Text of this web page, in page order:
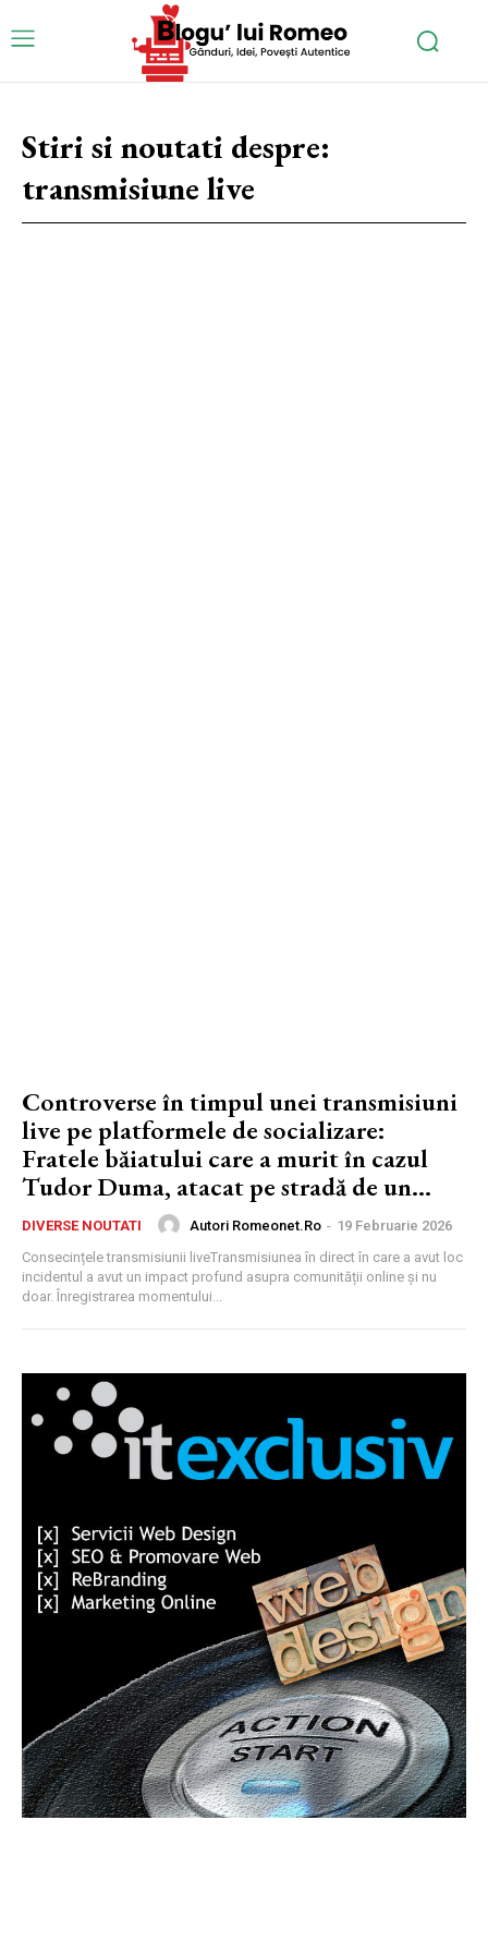
Stiri si noutati despre:
transmisiune live
Controverse în timpul unei transmisiuni
live pe platformele de socializare:
Fratele băiatului care a murit în cazul
Tudor Duma, atacat pe stradă de un...
DIVERSE NOUTATI Autori Romeonet.ro - 19 Februarie 2026
Consecințele transmisiunii liveTransmisiunea în direct în care a avut loc
incidentul a avut un impact profund asupra comunității online și nu
doar. Înregistrarea momentului...